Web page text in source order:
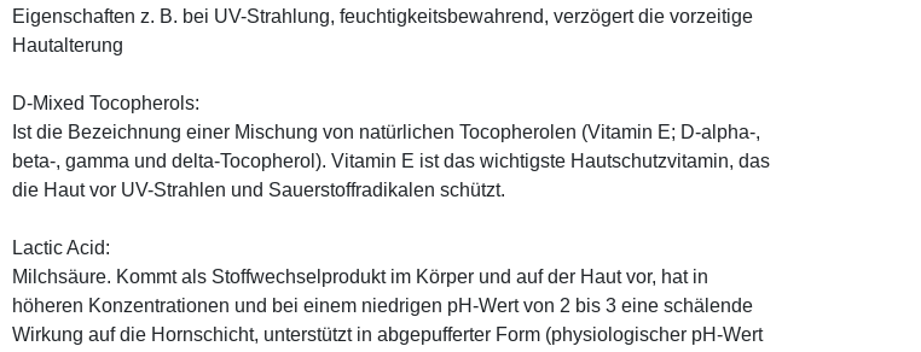
Eigenschaften z. B. bei UV-Strahlung, feuchtigkeitsbewahrend, verzögert die vorzeitige
Hautalterung
D-Mixed Tocopherols:
Ist die Bezeichnung einer Mischung von natürlichen Tocopherolen (Vitamin E; D-alpha-,
beta-, gamma und delta-Tocopherol). Vitamin E ist das wichtigste Hautschutzvitamin, das
die Haut vor UV-Strahlen und Sauerstoffradikalen schützt.
Lactic Acid:
Milchsäure. Kommt als Stoffwechselprodukt im Körper und auf der Haut vor, hat in
höheren Konzentrationen und bei einem niedrigen pH-Wert von 2 bis 3 eine schälende
Wirkung auf die Hornschicht, unterstützt in abgepufferter Form (physiologischer pH-Wert